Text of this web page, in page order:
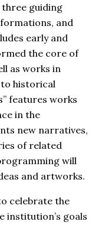
three guiding
and
early and
the core of
as works in
historical
features works
in the
new narratives,
of related
will
and artworks.
celebrate the
institution’s goals